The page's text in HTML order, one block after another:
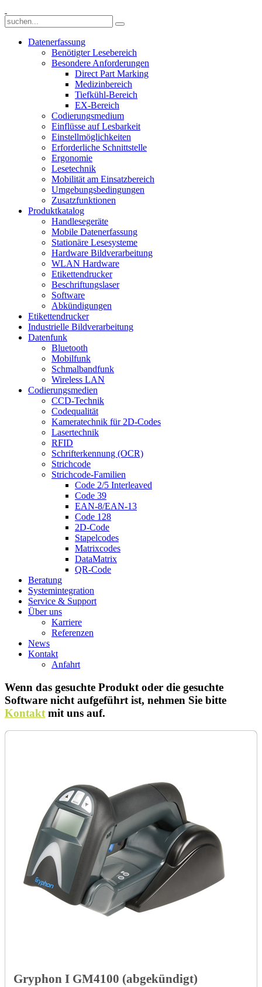
Datenerfassung
Benötigter Lesebereich
Besondere Anforderungen
Direct Part Marking
Medizinbereich
Tiefkühl-Bereich
EX-Bereich
Codierungsmedium
Einflüsse auf Lesbarkeit
Einstellmöglichkeiten
Erforderliche Schnittstelle
Ergonomie
Lesetechnik
Mobilität am Einsatzbereich
Umgebungsbedingungen
Zusatzfunktionen
Produktkatalog
Handlesegeräte
Mobile Datenerfassung
Stationäre Lesesysteme
Hardware Bildverarbeitung
WLAN Hardware
Etikettendrucker
Beschriftungslaser
Software
Abkündigungen
Etikettendrucker
Industrielle Bildverarbeitung
Datenfunk
Bluetooth
Mobilfunk
Schmalbandfunk
Wireless LAN
Codierungs­medien
CCD-Technik
Codequalität
Kameratechnik für 2D-Codes
Lasertechnik
RFID
Schrifterkennung (OCR)
Strichcode
Strichcode-Familien
Code 2/5 Interleaved
Code 39
EAN-8/EAN-13
Code 128
2D-Code
Stapelcodes
Matrixcodes
DataMatrix
QR-Code
Beratung
System­integration
Service & Support
Über uns
Karriere
Referenzen
News
Kontakt
Anfahrt
Wenn das gesuchte Produkt oder die gesuchte
Software nicht aufgeführt ist, nehmen Sie bitte
Kontakt mit uns auf.
Gryphon I GM4100 (abgekündigt)